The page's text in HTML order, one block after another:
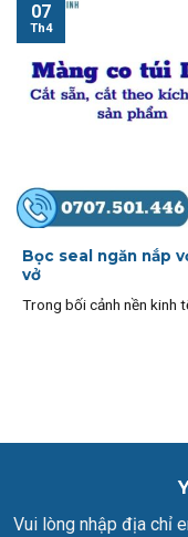
Bọc seal ngăn nắp
vở
Trong bối cảnh nền kinh
07
Th4
Vui lòng nhập địa chỉ